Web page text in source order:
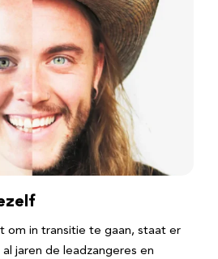
om in transitie te gaan, staat er
jaren de leadzangeres en